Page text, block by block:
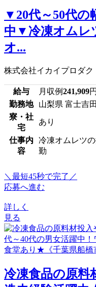
▼20代～50代の
中▼冷凍オムレ
オ...
株式会社イカイプロダク
給与 月収例241,909円
勤務地
山梨県 富士吉
寮・社
宅
あり
仕事内
容
冷凍オムレツ
勤
＼最短45秒で完了／
応募へ進む
詳しく
見る
冷凍食品の原料